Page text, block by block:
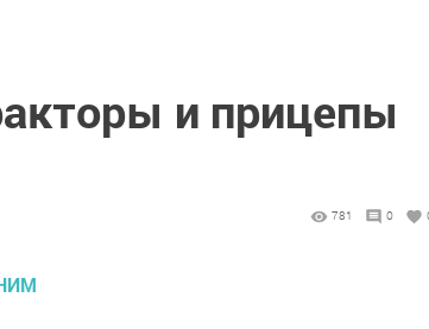
и прицепы
781 0